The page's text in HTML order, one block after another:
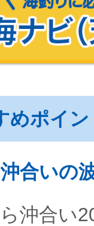
めポイン
沖合いの
沖合い